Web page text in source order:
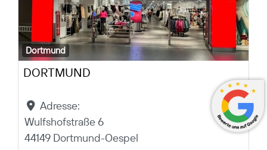
Dortmund
DORTMUND
Adresse:
Wulfshofstraße 6
44149 Dortmund-Oespel